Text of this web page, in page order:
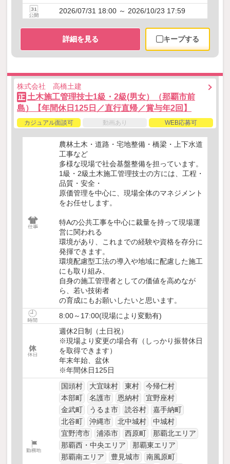
2026/07/31 18:00 ～ 2026/10/23 17:59
詳細を見る キープする
株式会社 高橋土建
正 土木施工管理技士1級・2級(男女）（那覇市前
島）【年間休日125日／直行直帰／賞与年2回】
カジュアル面談可 動画あり WEB応募可
農林土木・道路・宅地整備・橋梁・上下水道
工事など
多様な現場で社会基盤整備を担っています。
1級・2級土木施工管理技士の方には、工程・
品質・安全・
原価管理を中心に、現場全体のマネジメント
をお任せします。
特Aの公共工事を中心に裁量を持って現場運
営に関われる
環境があり、これまでの経験や資格を存分に
発揮できます。
環境配慮型工法の導入や地域に配慮した施工
にも取り組み、
自身の施工管理者としての価値を高めなが
ら、若い技術者
の育成にもお願いしたいと思います。
8:00～17:00(現場により変動有)
週休2日制（土日祝）
※現場より変更の場合有（しっかり振替休日
を取得できます）
年末年始、盆休
※年間休日125日
国頭村
大宜味村 東村
今帰仁村
本部町
名護市 恩納村
宜野座村
金武町
うるま市 読谷村
嘉手納町
北谷町
沖縄市 北中城村
中城村
宜野湾市
浦添市 西原町
那覇北エリア
那覇西・中央エリア
那覇東エリア
那覇南エリア
豊見城市
南風原町